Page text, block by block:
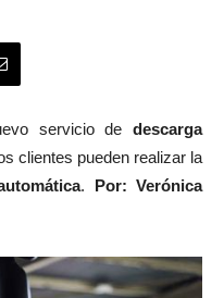
servicio de descarga
clientes pueden realizar la
. Por: Verónica